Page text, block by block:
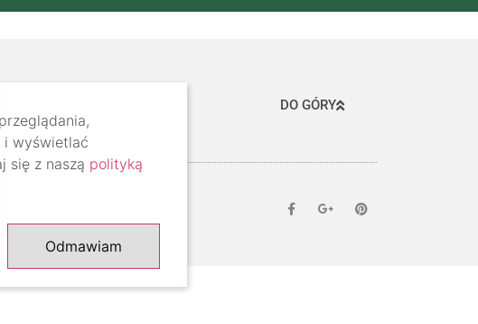
DO GÓRY
i wyświetlać
się z naszą polityką
Odmawiam